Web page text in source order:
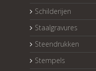
Schilderijen
Staalgravures
Steendrukken
Stempels